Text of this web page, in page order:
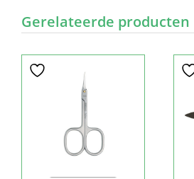
Gerelateerde producten